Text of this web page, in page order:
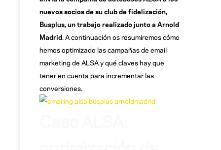
nuevos socios de su club de fidelización,
Busplus, un trabajo realizado junto a Arnold
Madrid. A continuación os resumiremos cómo
hemos optimizado las campañas de email
marketing de ALSA y qué claves hay que
tener en cuenta para incrementar las
conversiones.